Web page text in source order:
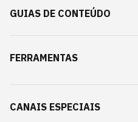
GUIAS DE CONTEÚDO
FERRAMENTAS
CANAIS ESPECIAIS